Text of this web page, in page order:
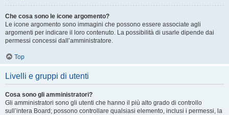
Che cosa sono le icone argomento?
Le icone argomento sono immagini che possono essere associate agli
argomenti per indicare il loro contenuto. La possibilità di usarle dipende dai
permessi concessi dall’amministratore.
Top
Livelli e gruppi di utenti
Cosa sono gli amministratori?
Gli amministratori sono gli utenti che hanno il più alto grado di controllo
sull’intera Board; possono controllare qualsiasi elemento, inclusi i permessi, la